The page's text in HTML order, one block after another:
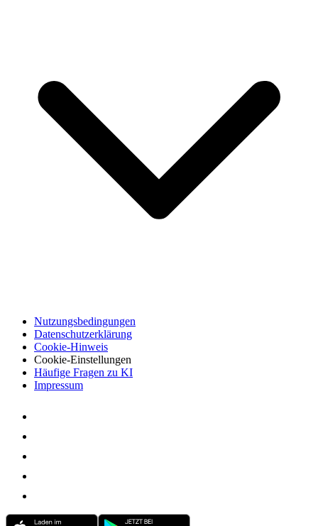
Nutzungsbedingungen
Datenschutzerklärung
Cookie-Hinweis
Cookie-Einstellungen
Häufige Fragen zu KI
Impressum